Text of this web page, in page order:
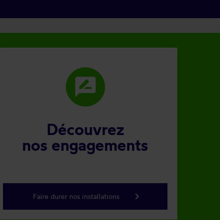
rate_review
Découvrez
nos engagements
Faire durer nos installations keyboard_arrow_right